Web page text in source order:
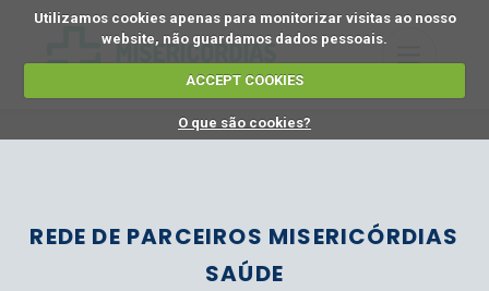
Utilizamos cookies apenas para monitorizar visitas ao nosso
website, não guardamos dados pessoais.
ACCEPT COOKIES
O que são cookies?
REDE DE PARCEIROS MISERICÓRDIAS
SAÚDE